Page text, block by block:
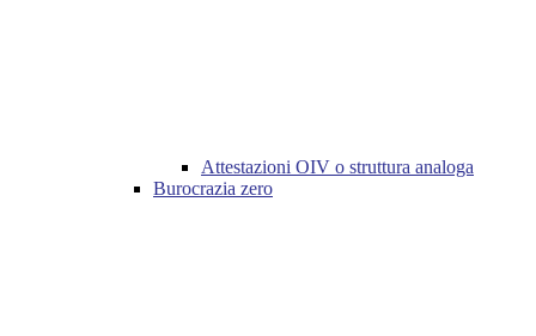
Attestazioni OIV o struttura analoga
Burocrazia zero